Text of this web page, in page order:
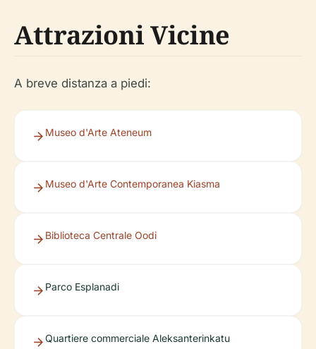
Attrazioni Vicine
A breve distanza a piedi:
Museo d'Arte Ateneum
Museo d'Arte Contemporanea Kiasma
Biblioteca Centrale Oodi
Parco Esplanadi
Quartiere commerciale Aleksanterinkatu